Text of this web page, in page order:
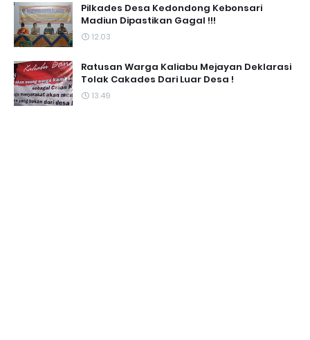
Pilkades Desa Kedondong Kebonsari
Madiun Dipastikan Gagal !!!
12.03
Ratusan Warga Kaliabu Mejayan Deklarasi
Tolak Cakades Dari Luar Desa !
13.49